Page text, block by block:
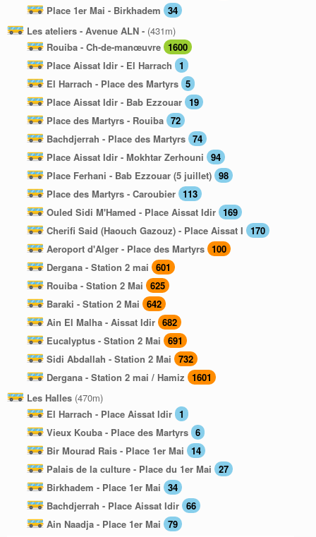
Place 1er Mai - Birkhadem 34
Les ateliers - Avenue ALN - (431m)
Rouiba - Ch-de-manœuvre 1600
Place Aissat Idir - El Harrach 1
El Harrach - Place des Martyrs 5
Place Aissat Idir - Bab Ezzouar 19
Place des Martyrs - Rouiba 72
Bachdjerrah - Place des Martyrs 74
Place Aissat Idir - Mokhtar Zerhouni 94
Place Ferhani - Bab Ezzouar (5 juillet) 98
Place des Martyrs - Caroubier 113
Ouled Sidi M'Hamed - Place Aissat Idir 169
Cherifi Said (Haouch Gazouz) - Place Aissat I 170
Aeroport d'Alger - Place des Martyrs 100
Dergana - Station 2 mai 601
Rouiba - Station 2 Mai 625
Baraki - Station 2 Mai 642
Ain El Malha - Aissat Idir 682
Eucalyptus - Station 2 Mai 691
Sidi Abdallah - Station 2 Mai 732
Dergana - Station 2 mai / Hamiz 1601
Les Halles (470m)
El Harrach - Place Aissat Idir 1
Vieux Kouba - Place des Martyrs 6
Bir Mourad Rais - Place 1er Mai 14
Palais de la culture - Place du 1er Mai 27
Birkhadem - Place 1er Mai 34
Bachdjerrah - Place Aissat Idir 66
Ain Naadja - Place 1er Mai 79